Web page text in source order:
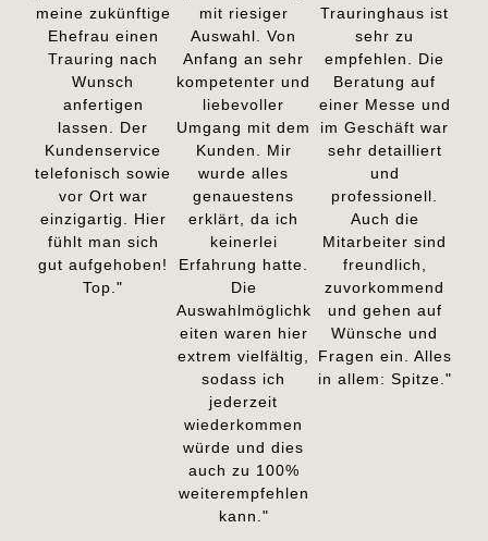
meine zukünftige
Ehefrau einen
Trauring nach
Wunsch
anfertigen
lassen. Der
Kundenservice
telefonisch sowie
vor Ort war
einzigartig. Hier
fühlt man sich
gut aufgehoben!
Top."
mit riesiger
Auswahl. Von
Anfang an sehr
kompetenter und
liebevoller
Umgang mit dem
Kunden. Mir
wurde alles
genauestens
erklärt, da ich
keinerlei
Erfahrung hatte.
Die
Auswahlmöglichk
eiten waren hier
extrem vielfältig,
sodass ich
jederzeit
wiederkommen
würde und dies
auch zu 100%
weiterempfehlen
kann."
Trauringhaus ist
sehr zu
empfehlen. Die
Beratung auf
einer Messe und
im Geschäft war
sehr detailliert
und
professionell.
Auch die
Mitarbeiter sind
freundlich,
zuvorkommend
und gehen auf
Wünsche und
Fragen ein. Alles
in allem: Spitze."